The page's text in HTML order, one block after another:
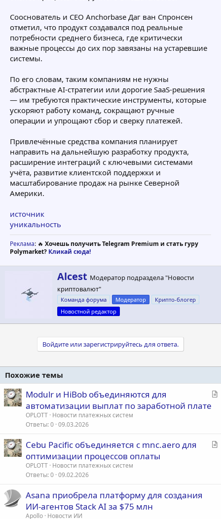
Сооснователь и CEO Anchorbase Даг ван Спронсен
отметил, что продукт создавался под реальные
потребности среднего бизнеса, где критически
важные процессы до сих пор завязаны на устаревшие
системы.
По его словам, таким компаниям не нужны
абстрактные AI-стратегии или дорогие SaaS-решения
— им требуются практические инструменты, которые
ускоряют работу команд, сокращают ручные
операции и упрощают сбор и сверку платежей.
Привлечённые средства компания планирует
направить на дальнейшую разработку продукта,
расширение интеграций с ключевыми системами
учёта, развитие клиентской поддержки и
масштабирование продаж на рынке Северной
Америки.
источник
уникальность
Реклама: 🔥 Хочешь получить Telegram Premium и стать гуру
Polymarket? Кликай сюда!
А
в
т
р
Alcest Модератор подраздела "Новости
криптовалют"
Команда форума Модератор
Крипто-блогер
Новостной редактор
Войдите или зарегистрируйтесь для ответа.
Похожие темы
С
я
Modulr и HiBob объединяются для
автоматизации выплат по заработной плате
OPLOTT Новости платежных систем
Ответы 0 09.03.2026
С
Cebu Pacific объединяется с mnc.aero для
оптимизации процессов оплаты
OPLOTT Новости платежных систем
Ответы 0 09.02.2026
Asana приобрела платформу для создания
ИИ-агентов Stack AI за $75 млн
Apollo Новости ИИ